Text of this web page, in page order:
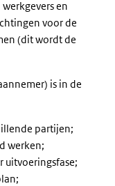
en
voor de
(dit wordt de
is in de
partijen;
werken;
uitvoeringsfase;